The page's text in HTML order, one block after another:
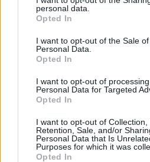
personal data.
Opted In
I want to opt-out of the Sale
Personal Data.
Opted In
I want to opt-out of
Personal Data for Targeted
Opted In
I want to opt-out of Collection,
Retention, Sale, and/or
Personal Data that Is
Purposes for which it was
Opted In
Miguel Contreras, aseguró, en
prórroga del presupuesto se
que solicitaron al Gobierno.
euros a los proveedores que
puesta en marcha de planes de
medidas extraordinarias
Hacienda a las que el último
recuerda Miguel Contreras.